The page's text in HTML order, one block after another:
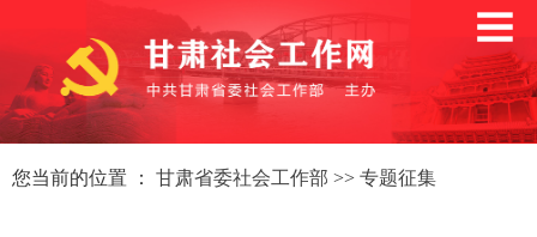
您当前的位置 ： 甘肃省委社会工作部 >> 专题征集